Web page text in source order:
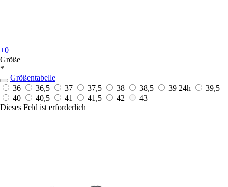
+0
Größe
*
Größentabelle
36
36,5 37 37,5 38 38,5 39 24h
39,5
40
40,5 41 41,5 42
43
Dieses Feld ist erforderlich